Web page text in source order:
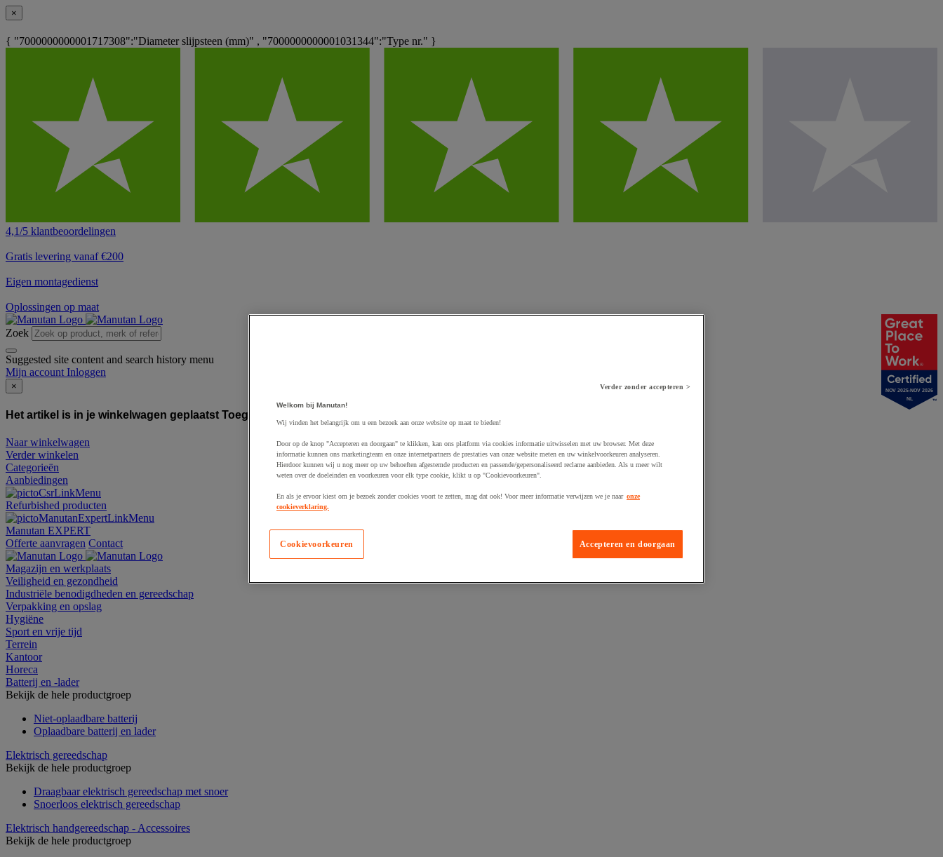
×
{ "7000000000001717308":"Diameter slijpsteen (mm)" , "7000000000001031344":"Type nr." }
4,1/5 klantbeoordelingen
Gratis levering vanaf €200
Eigen montagedienst
Oplossingen op maat
Zoek
Suggested site content and search history menu
Mijn account Inloggen
×
Het artikel is in je winkelwagen geplaatst Toegevoegd aan winkelwagen
Naar winkelwagen
Verder winkelen
Categorieën
Aanbiedingen
Refurbished producten
Manutan EXPERT
Offerte aanvragen Contact
Magazijn en werkplaats
Veiligheid en gezondheid
Industriële benodigdheden en gereedschap
Verpakking en opslag
Hygiëne
Sport en vrije tijd
Terrein
Kantoor
Horeca
Batterij en -lader
Bekijk de hele productgroep
Niet-oplaadbare batterij
Oplaadbare batterij en lader
Elektrisch gereedschap
Bekijk de hele productgroep
Draagbaar elektrisch gereedschap met snoer
Snoerloos elektrisch gereedschap
Elektrisch handgereedschap - Accessoires
Bekijk de hele productgroep
NOV 2025-NOV 2026
NL
Verder zonder accepteren >
Welkom bij Manutan!
Wij vinden het belangrijk om u een bezoek aan onze website op maat te bieden!
Door op de knop "Accepteren en doorgaan" te klikken, kan ons platform via cookies informatie uitwisselen met uw browser. Met deze
informatie kunnen ons marketingteam en onze internetpartners de prestaties van onze website meten en uw winkelvoorkeuren analyseren.
Hierdoor kunnen wij u nog meer op uw behoeften afgestemde producten en passende/gepersonaliseerd reclame aanbieden. Als u meer wilt
weten over de doeleinden en voorkeuren voor elk type cookie, klikt u op "Cookievoorkeuren".
En als je ervoor kiest om je bezoek zonder cookies voort te zetten, mag dat ook! Voor meer informatie verwijzen we je naar onze
cookieverklaring.
Accepteren en doorgaan
Cookievoorkeuren